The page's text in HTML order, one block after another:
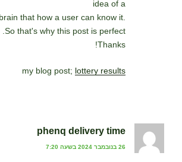
idea of a
that how a user can know it.
So that's why this post is perfect.
Thanks!
my blog post; lottery results
phenq delivery time
26 בנובמבר 2024 בשעה 7:20